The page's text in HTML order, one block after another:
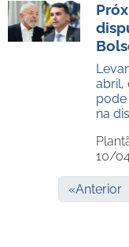
abril,
pode
na
10/
«Anterior